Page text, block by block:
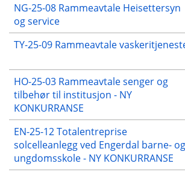
NG-25-08 Rammeavtale Heisettersyn
og service
TY-25-09 Rammeavtale
HO-25-03 Rammeavtale senger og
tilbehør til institusjon - NY
KONKURRANSE
EN-25-12 Totalentreprise
solcelleanlegg ved Engerdal barne- og
ungdomsskole - NY KONKURRANSE